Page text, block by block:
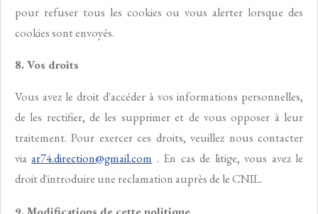
pour refuser tous les cookies ou vous alerter lorsque des
cookies sont envoyés.
8. Vos droits
Vous avez le droit d'accéder à vos informations personnelles,
de les rectifier, de les supprimer et de vous opposer à leur
traitement. Pour exercer ces droits, veuillez nous contacter
viaar74.direction@gmail.com . En cas de litige, vous avez le
droit d'introduire une reclamation auprès de le CNIL.